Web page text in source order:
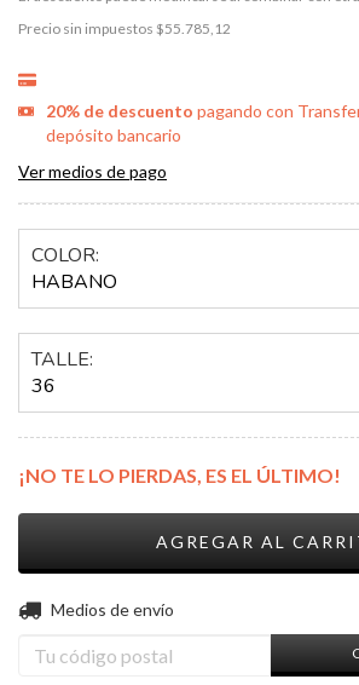
Precio sin impuestos $55.785,12
20% de descuento pagando con
depósito bancario
Ver medios de pago
COLOR:
HABANO
TALLE:
36
¡NO TE LO PIERDAS, ES EL ÚLTIMO!
Entregas para el CP:
Medios de envío